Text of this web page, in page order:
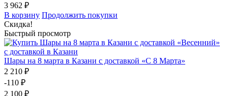
3 962 ₽
В корзину Продолжить покупки
Скидка!
Быстрый просмотр
Шары на 8 марта в Казани с доставкой «С 8 Марта»
2 210 ₽
-110 ₽
2 100 ₽